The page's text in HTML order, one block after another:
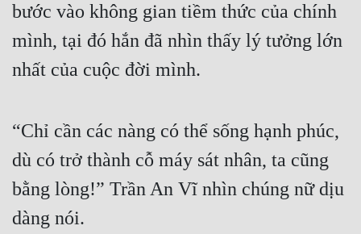
bước vào không gian tiềm thức của chính
mình, tại đó hắn đã nhìn thấy lý tưởng lớn
nhất của cuộc đời mình.
“Chỉ cần các nàng có thể sống hạnh phúc,
dù có trở thành cỗ máy sát nhân, ta cũng
bằng lòng!” Trần An Vĩ nhìn chúng nữ dịu
dàng nói.